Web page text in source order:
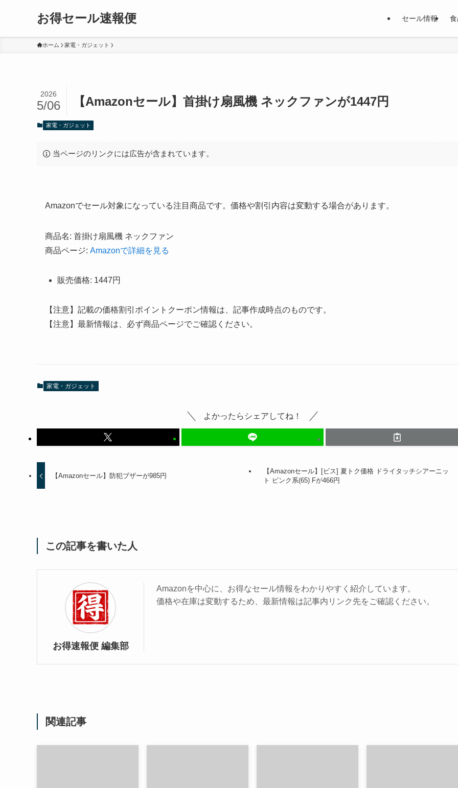
お得セール速報便 セール情報
ホーム 家電・ガジェット
【Amazonセール】首掛け扇風機 ネックファンが1447円
2026
5/06
家電・ガジェット
当ページのリンクには広告が含まれています。
Amazonでセール対象になっている注目商品です。価格や割引内容は変動する場合があります。
商品名: 首掛け扇風機 ネックファン
商品ページ: Amazonで詳細を見る
販売価格: 1447円
【注意】記載の価格割引ポイントクーポン情報は、記事作成時点のものです。
【注意】最新情報は、必ず商品ページでご確認ください。
家電・ガジェット
よかったらシェアしてね！
【Amazonセール】防犯ブザーが985円
【Amazonセール】[ビス] 夏トク価格 ドライタッチシアーニッ
ト ピンク系(65) Fが466円
この記事を書いた人
お得速報便 編集部
Amazonを中心に、お得なセール情報をわかりやすく紹介しています。
価格や在庫は変動するため、最新情報は記事内リンク先をご確認ください。
関連記事